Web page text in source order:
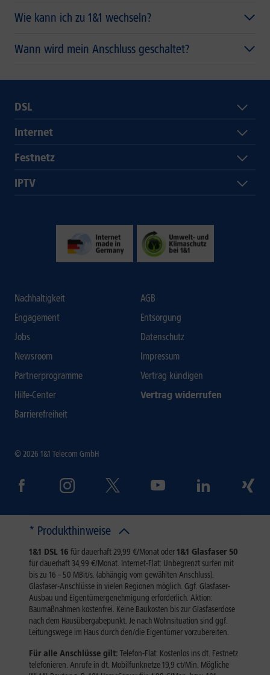
Wie kann ich zu 1&1 wechseln?
Wann wird mein Anschluss geschaltet?
DSL
Internet
Festnetz
IPTV
Nachhaltigkeit
Engagement
Jobs
Newsroom
Partnerprogramme
Hilfe-Center
Barrierefreiheit
AGB
Entsorgung
Datenschutz
Impressum
Vertrag kündigen
Vertrag widerrufen
© 2026 1&1 Telecom GmbH